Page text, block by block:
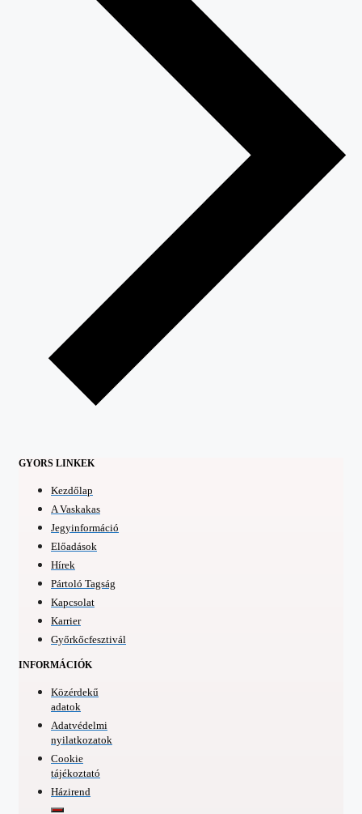
GYORS LINKEK
Kezdőlap
A Vaskakas
Jegyinformáció
Előadások
Hírek
Pártoló Tagság
Kapcsolat
Karrier
Győrkőcfesztivál
INFORMÁCIÓK
Közérdekű
adatok
Adatvédelmi
nyilatkozatok
Cookie
tájékoztató
Házirend